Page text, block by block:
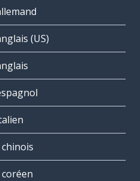
(US)